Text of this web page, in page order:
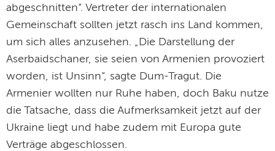
abgeschnitten“. Vertreter der internationalen
Gemeinschaft sollten jetzt rasch ins Land kommen,
um sich alles anzusehen. „Die Darstellung der
Aserbaidschaner, sie seien von Armenien provoziert
worden, ist Unsinn“, sagte Dum-Tragut. Die
Armenier wollten nur Ruhe haben, doch Baku nutze
die Tatsache, dass die Aufmerksamkeit jetzt auf der
Ukraine liegt und habe zudem mit Europa gute
Verträge abgeschlossen.